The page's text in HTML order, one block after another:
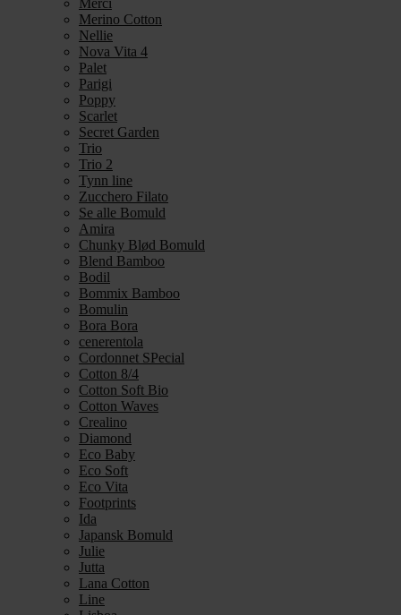
Merci
Merino Cotton
Nellie
Nova Vita 4
Palet
Parigi
Poppy
Scarlet
Secret Garden
Trio
Trio 2
Tynn line
Zucchero Filato
Se alle Bomuld
Amira
Chunky Blød Bomuld
Blend Bamboo
Bodil
Bommix Bamboo
Bomulin
Bora Bora
cenerentola
Cordonnet SPecial
Cotton 8/4
Cotton Soft Bio
Cotton Waves
Crealino
Diamond
Eco Baby
Eco Soft
Eco Vita
Footprints
Ida
Japansk Bomuld
Julie
Jutta
Lana Cotton
Line